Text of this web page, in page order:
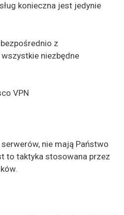
konieczna jest jedynie
z
niezbędne
nie mają Państwo
to taktyka stosowana przez